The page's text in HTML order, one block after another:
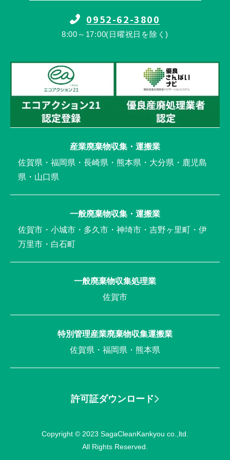
0952-62-3800
8:00～17:00(日曜祝日を除く)
産業廃棄物収集・運搬業
佐賀県・福岡県・長崎県・熊本県・大分県・鹿児島
県・山口県
一般廃棄物収集・運搬業
佐賀市・小城市・多久市・神埼市・吉野ヶ里町・伊
万里市・白石町
一般廃棄物収集処理業
佐賀市
特別管理産業廃棄物収集運搬業
佐賀県・福岡県・熊本県
許可証ダウンロード
Copyright © 2023 SagaCleanKankyou co.,ltd.
All Rights Reserved.